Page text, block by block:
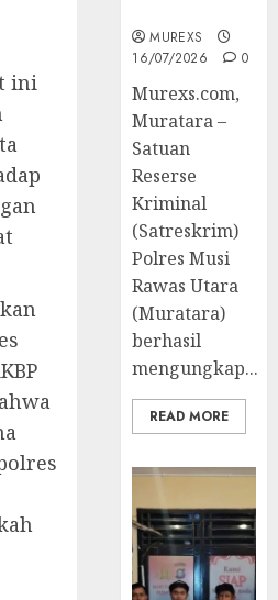
ini
MUREXS
16/07/2026
0
Murexs.com,
Muratara –
Satuan
Reserse
Kriminal
(Satreskrim)
Polres Musi
Rawas Utara
(Muratara)
berhasil
mengungkap...
READ MORE